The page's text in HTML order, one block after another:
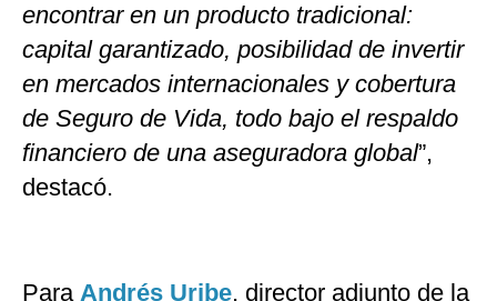
encontrar en un producto tradicional:
capital garantizado, posibilidad de invertir
en mercados internacionales y cobertura
de Seguro de Vida, todo bajo el respaldo
financiero de una aseguradora global”,
destacó.
Para Andrés Uribe, director adjunto de la